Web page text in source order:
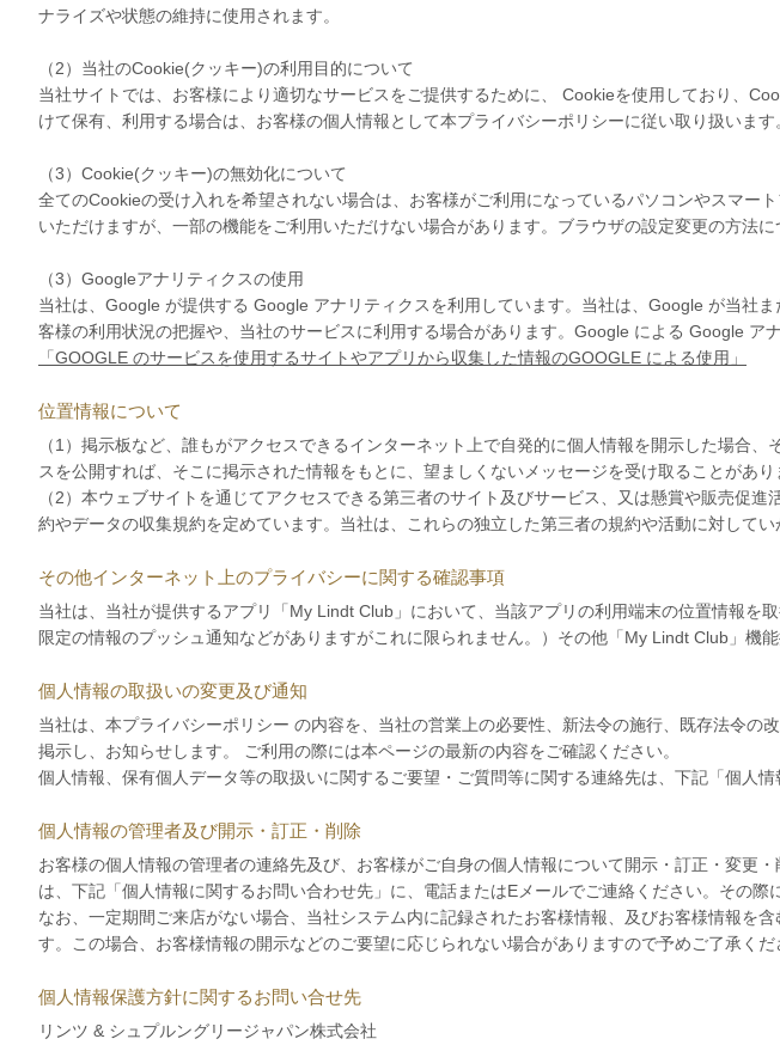
ナライズや状態の維持に使用されます。
（2）当社のCookie(クッキー)の利用目的について
当社サイトでは、お客様により適切なサービスをご提供するために、 Cookieを使用しており、
けて保有、利用する場合は、お客様の個人情報として本プライバシーポリシーに従い取り扱います
（3）Cookie(クッキー)の無効化について
全てのCookieの受け入れを希望されない場合は、お客様がご利用になっているパソコンやスマ
いただけますが、一部の機能をご利用いただけない場合があります。ブラウザの設定変更の方法
（3）Googleアナリティクスの使用
当社は、Google が提供する Google アナリティクスを利用しています。当社は、Google が当社
客様の利用状況の把握や、当社のサービスに利用する場合があります。Google による Google ア
「GOOGLE のサービスを使用するサイトやアプリから収集した情報のGOOGLE による使用」
位置情報について
（1）掲示板など、誰もがアクセスできるインターネット上で自発的に個人情報を開示した場合
スを公開すれば、そこに掲示された情報をもとに、望ましくないメッセージを受け取ることがあ
（2）本ウェブサイトを通じてアクセスできる第三者のサイト及びサービス、又は懸賞や販売促
約やデータの収集規約を定めています。当社は、これらの独立した第三者の規約や活動に対してい
その他インターネット上のプライバシーに関する確認事項
当社は、当社が提供するアプリ「My Lindt Club」において、当該アプリの利用端末の位置情報
限定の情報のプッシュ通知などがありますがこれに限られません。）その他「My Lindt Club」機
個人情報の取扱いの変更及び通知
当社は、本プライバシーポリシー の内容を、当社の営業上の必要性、新法令の施行、既存法令
掲示し、お知らせします。 ご利用の際には本ページの最新の内容をご確認ください。
個人情報、保有個人データ等の取扱いに関するご要望・ご質問等に関する連絡先は、下記「個人
個人情報の管理者及び開示・訂正・削除
お客様の個人情報の管理者の連絡先及び、お客様がご自身の個人情報について開示・訂正・変更
は、下記「個人情報に関するお問い合わせ先」に、電話またはEメールでご連絡ください。その
なお、一定期間ご来店がない場合、当社システム内に記録されたお客様情報、及びお客様情報を
す。この場合、お客様情報の開示などのご要望に応じられない場合がありますので予めご了承くだ
個人情報保護方針に関するお問い合せ先
リンツ & シュプルングリージャパン株式会社